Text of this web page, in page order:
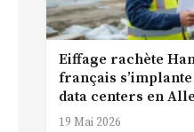
Eiffage rachète
français
data centers en
19 Mai 2026